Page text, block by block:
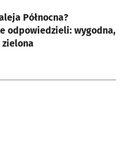
Północna?
odpowiedzieli: wygodna,
zielona